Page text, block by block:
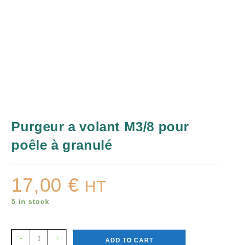
Purgeur a volant M3/8 pour
poêle à granulé
17,00 € HT
5 in stock
- + ADD TO CART